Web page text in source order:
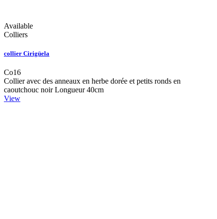
Available
Colliers
collier Cirigüela
Co16
Collier avec des anneaux en herbe dorée et petits ronds en
caoutchouc noir Longueur 40cm
View